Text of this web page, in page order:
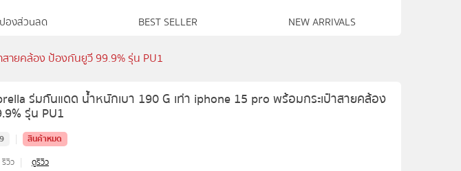
องส่วนลด BEST SELLER NEW ARRIVALS
ายคล้อง ป้องกันยูวี 99.9% รุ่น PU1
ร่มกันแดด น้ำหนักเบา 190 G เท่า iphone 15 pro พร้อมกระเป๋าสายคล้อง
รุ่น PU1
|
สินค้าหมด
รีวิว |
ดูรีวิว